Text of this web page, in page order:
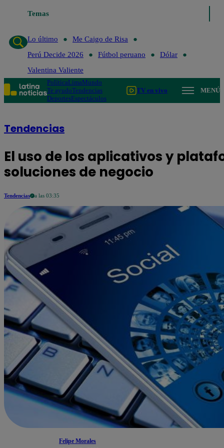
Temas
Lo último
Me Caigo de Risa
Perú Decide 2026
Fútbol peruano
Dólar
Valentina Valiente
PolíticaLimaMundo
Te ayudoTendencias
DeportesEspectáculos
TV en vivo MENÚ
Tendencias
El uso de los aplicativos y
soluciones de negocio
Tendencias a las 03:35
Felipe Morales